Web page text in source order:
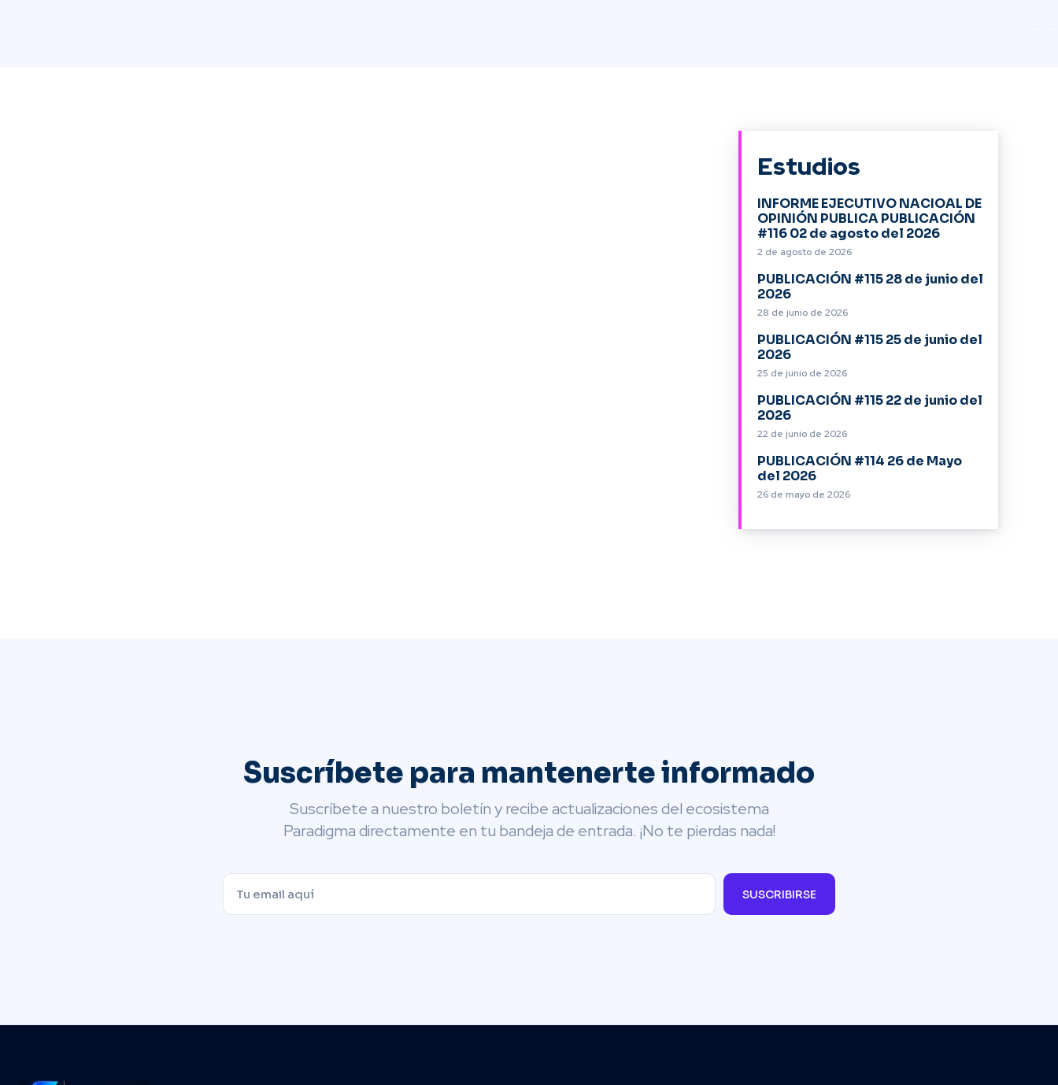
Estudios
INFORME EJECUTIVO NACIOAL DE
OPINIÓN PUBLICA PUBLICACIÓN
#116 02 de agosto del 2026
2 de agosto de 2026
PUBLICACIÓN #115 28 de junio del
2026
28 de junio de 2026
PUBLICACIÓN #115 25 de junio del
2026
25 de junio de 2026
PUBLICACIÓN #115 22 de junio del
2026
22 de junio de 2026
PUBLICACIÓN #114 26 de Mayo
del 2026
26 de mayo de 2026
Suscríbete para mantenerte informado
Suscríbete a nuestro boletín y recibe actualizaciones del ecosistema
Paradigma directamente en tu bandeja de entrada. ¡No te pierdas nada!
SUSCRIBIRSE